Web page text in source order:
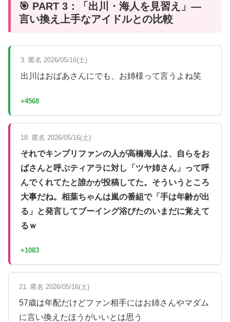
🎯 PART 3：「出川・海人を見習え」—
言い換え上手なアイドルとの比較
3. 匿名 2026/05/16(土)
出川はおばあさんにでも、お姉様って言うよね笑
+4568
18. 匿名 2026/05/16(土)
それでキンプリファンの人が高橋海人は、自らをお
ばさんと呼ぶティアラに対し「ツヤ姉さん」って呼
んでくれてたと誰かが投稿してた。そういうところ
大事だね。相葉ちゃんは嵐の番組で「手は年齢が出
る」と発言してブーイング浴びたのいまだに覚えて
るｗ
+1083
21. 匿名 2026/05/16(土)
57歳は年配だけどファン相手にはお姉さんやマダム
に言い換えたほうがいいとは思う